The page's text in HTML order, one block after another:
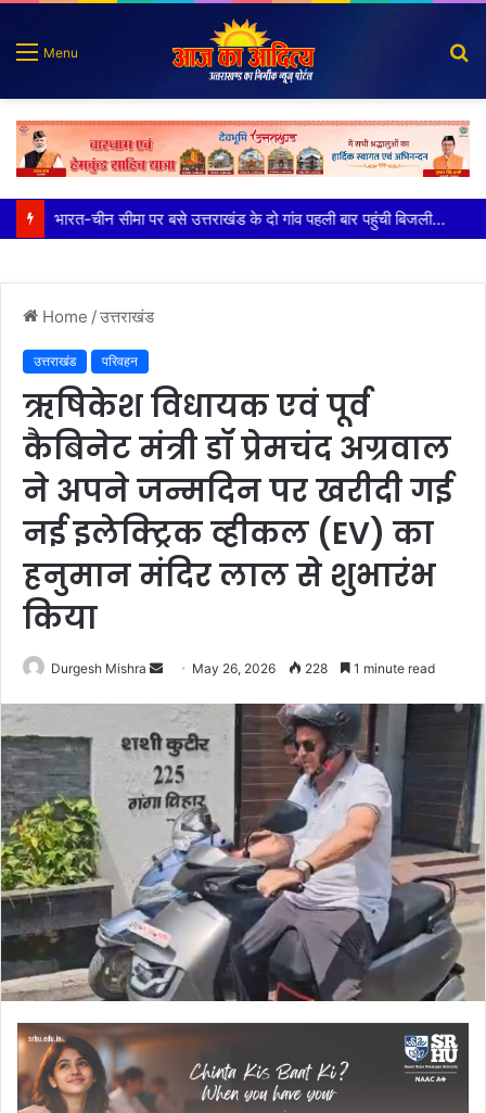
Menu
100 किडनी ट्रांसप्लांट की सफलता, हिम्स जौलीग्रांट ने बढ़ाया चिकित्सा सेवाओं का भरोसा
Home /उत्तराखंड
उत्तराखंड परिवहन
ऋषिकेश विधायक एवं पूर्व
कैबिनेट मंत्री डॉ प्रेमचंद अग्रवाल
ने अपने जन्मदिन पर खरीदी गई
नई इलेक्ट्रिक व्हीकल (EV) का
हनुमान मंदिर लाल से शुभारंभ
किया
Durgesh Mishra
Send
email
May 26, 2026 228 1 minute read